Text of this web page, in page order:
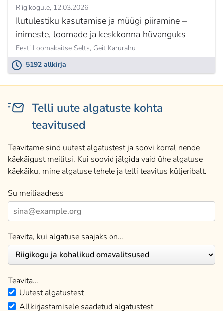
Riigikogule 12.03.2026
Ilutulestiku kasutamise ja müügi piiramine –
inimeste, loomade ja keskkonna hüvanguks
Eesti Loomakaitse Selts, Geit Karurahu
5192 allkirja
Telli uute algatuste kohta
teavitused
Teavitame sind uutest algatustest ja soovi korral nende
käekäigust meilitsi. Kui soovid jälgida vaid ühe algatuse
käekäiku, mine algatuse lehele ja telli teavitus küljeribalt.
Su meiliaadress
Teavita, kui algatuse saajaks on…
Teavita…
Uutest algatustest
Allkirjastamisele saadetud algatustest